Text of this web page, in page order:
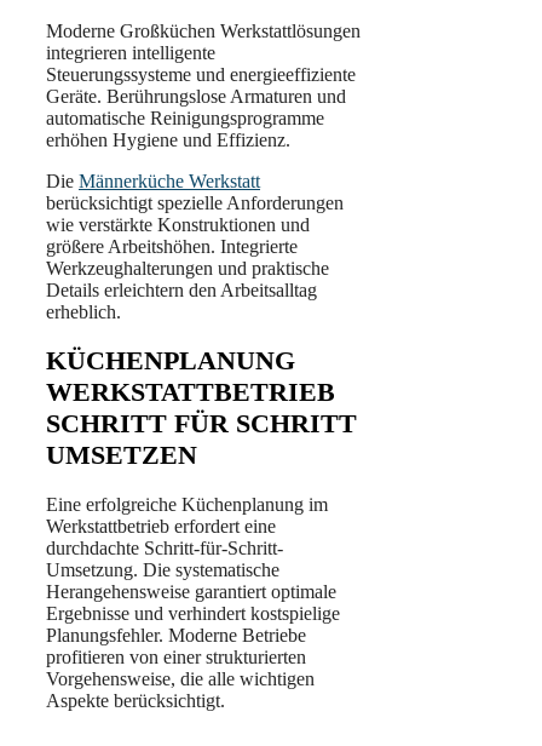
Moderne Großküchen Werkstattlösungen
integrieren intelligente
Steuerungssysteme und energieeffiziente
Geräte. Berührungslose Armaturen und
automatische Reinigungsprogramme
erhöhen Hygiene und Effizienz.
Die Männerküche Werkstatt
berücksichtigt spezielle Anforderungen
wie verstärkte Konstruktionen und
größere Arbeitshöhen. Integrierte
Werkzeughalterungen und praktische
Details erleichtern den Arbeitsalltag
erheblich.
KÜCHENPLANUNG
WERKSTATTBETRIEB
SCHRITT FÜR SCHRITT
UMSETZEN
Eine erfolgreiche Küchenplanung im
Werkstattbetrieb erfordert eine
durchdachte Schritt-für-Schritt-
Umsetzung. Die systematische
Herangehensweise garantiert optimale
Ergebnisse und verhindert kostspielige
Planungsfehler. Moderne Betriebe
profitieren von einer strukturierten
Vorgehensweise, die alle wichtigen
Aspekte berücksichtigt.